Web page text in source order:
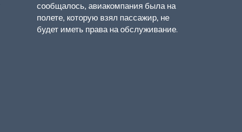
сообщалось, авиакомпания была на
полете, которую взял пассажир, не
будет иметь права на обслуживание.